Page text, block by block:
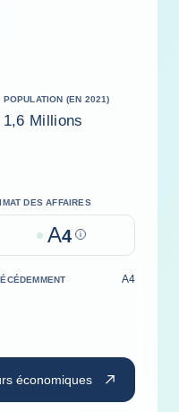
POPULATION (EN 2021)
1,6 Millions
DES AFFAIRES
A4 Help
A4
économiques